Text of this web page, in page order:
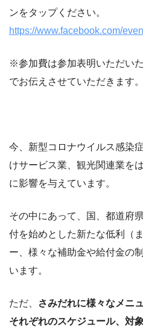
ンをタップください。
https://www.facebook.com/
※参加費は参加表明いただい
でお伝えさせていただきます。
今、新型コロナウイルス感染
けサービス業、観光関連業を
に影響を与えています。
その中にあって、国、都道府
付を始めとした新たな低利（
ー、様々な補助金や給付金の
います。
ただ、
さみだれに様々なメニ
それぞれのスケジュール、対